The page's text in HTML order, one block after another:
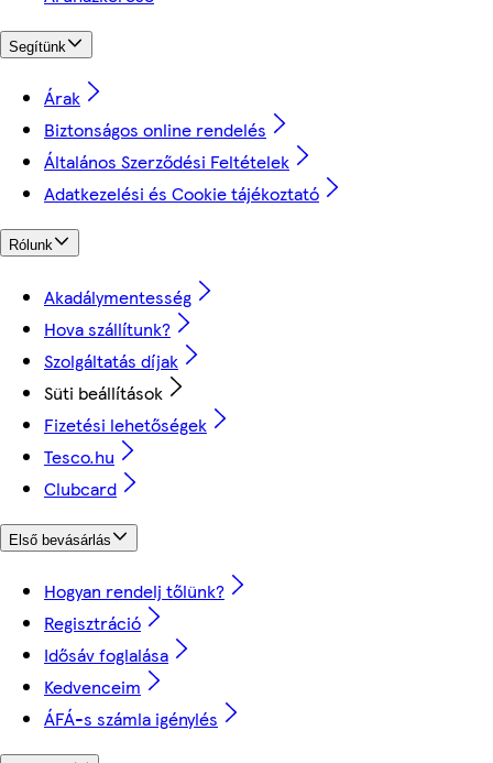
Segítünk
Árak
Biztonságos online rendelés
Általános Szerződési Feltételek
Adatkezelési és Cookie tájékoztató
Rólunk
Akadálymentesség
Hova szállítunk?
Szolgáltatás díjak
Süti beállítások
Fizetési lehetőségek
Tesco.hu
Clubcard
Első bevásárlás
Hogyan rendelj tőlünk?
Regisztráció
Idősáv foglalása
Kedvenceim
ÁFÁ-s számla igénylés